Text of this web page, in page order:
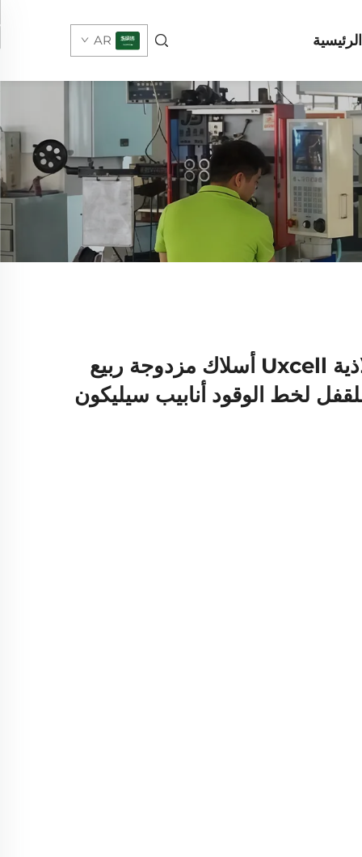
AR
خراطيم 65Mn فولاذية Uxcell أسلاك مزدوجة ربيع
لخط الوقود أنابيب سيليكون